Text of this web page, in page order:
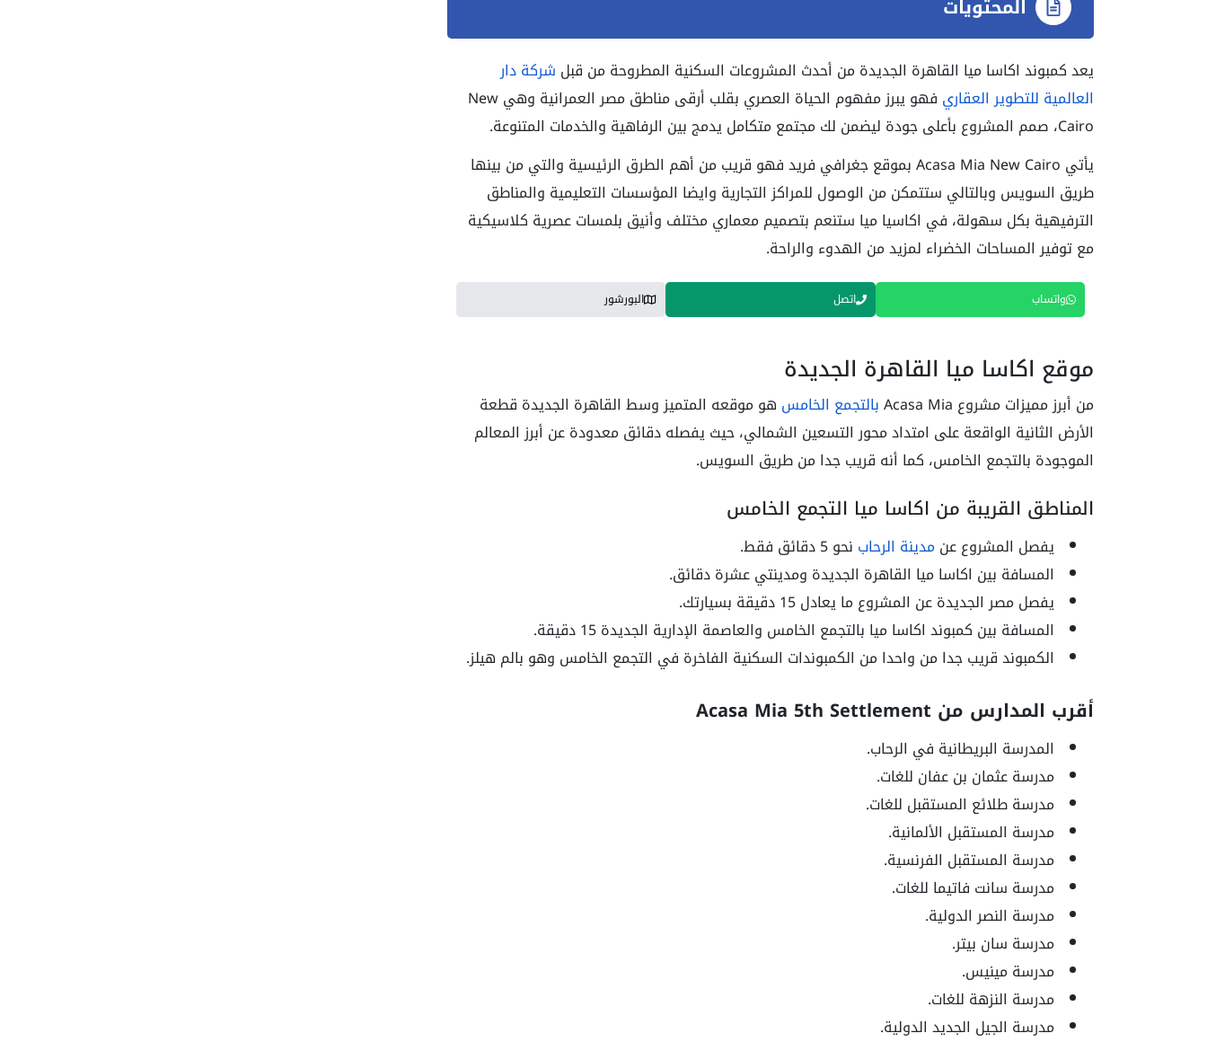
يعد كمبوند اكاسا ميا القاهرة الجديدة من أحدث المشروعات السكنية المطروحة من قبل شركة دار
العالمية للتطوير العقاري
فهو يبرز مفهوم الحياة العصري بقلب أرقى مناطق مصر العمرانية وهي New
Cairo، صمم المشروع بأعلى جودة ليضمن لك مجتمع متكامل يدمج بين الرفاهية والخدمات المتنوعة.
يأتي Acasa Mia New Cairo بموقع جغرافي فريد فهو قريب من أهم الطرق الرئيسية والتي من بينها
طريق السويس وبالتالي ستتمكن من الوصول للمراكز التجارية وايضا المؤسسات التعليمية والمناطق
الترفيهية بكل سهولة، في اكاسيا ميا ستنعم بتصميم معماري مختلف وأنيق بلمسات عصرية كلاسيكية
مع توفير المساحات الخضراء لمزيد من الهدوء والراحة.
واتساب اتصل البورشور
موقع اكاسا ميا القاهرة الجديدة
من أبرز مميزات مشروع Acasa Mia بالتجمع الخامس هو موقعه المتميز وسط القاهرة الجديدة قطعة
الأرض الثانية الواقعة على امتداد محور التسعين الشمالي، حيث يفصله دقائق معدودة عن أبرز المعالم
الموجودة بالتجمع الخامس، كما أنه قريب جدا من طريق السويس.
المناطق القريبة من اكاسا ميا التجمع الخامس
يفصل المشروع عن مدينة الرحاب نحو 5 دقائق فقط.
المسافة بين اكاسا ميا القاهرة الجديدة ومدينتي عشرة دقائق.
يفصل مصر الجديدة عن المشروع ما يعادل 15 دقيقة بسيارتك.
المسافة بين كمبوند اكاسا ميا بالتجمع الخامس والعاصمة الإدارية الجديدة 15 دقيقة.
الكمبوند قريب جدا من واحدا من الكمبوندات السكنية الفاخرة في التجمع الخامس وهو بالم هيلز.
أقرب المدارس من Acasa Mia 5th Settlement
المدرسة البريطانية في الرحاب.
مدرسة عثمان بن عفان للغات.
مدرسة طلائع المستقبل للغات.
مدرسة المستقبل الألمانية.
مدرسة المستقبل الفرنسية.
مدرسة سانت فاتيما للغات.
مدرسة النصر الدولية.
مدرسة سان بيتر.
مدرسة مينيس.
مدرسة النزهة للغات.
مدرسة الجيل الجديد الدولية.